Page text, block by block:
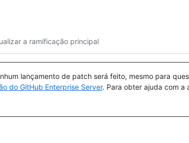
a ramificação principal
lançamento de patch será feito, mesmo para
do GitHub Enterprise Server. Para obter ajuda com a